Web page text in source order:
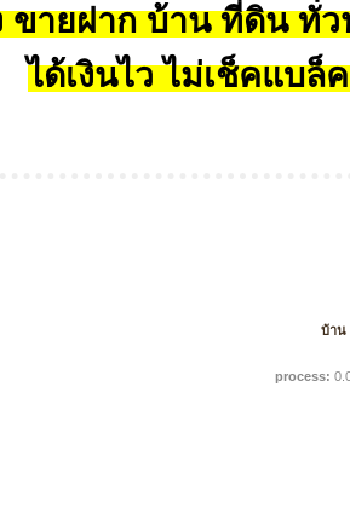
ขายฝาก บ้าน ที่ดิน ทั่ว
ได้เงินไว ไม่เช็คแบล็
บ้าน
process: